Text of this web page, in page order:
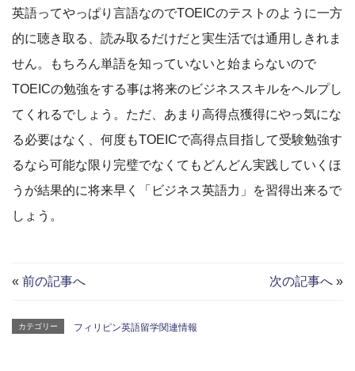
英語ってやっぱり言語なのでTOEICのテストのように一方
的に聴き取る、読み取るだけだと実生活では通用しきれま
せん。もちろん単語を知っていないと始まらないので
TOEICの勉強をする事は将来のビジネススキルをヘルプし
てくれるでしょう。ただ、あまり高得点獲得にやっ気にな
る必要はなく、何度もTOEICで高得点目指して受験勉強す
るなら可能な限り完璧でなくてもどんどん実践していくほ
うが結果的に将来早く「ビジネス英語力」を習得出来るで
しょう。
« 前の記事へ 次の記事へ »
カテゴリー フィリピン英語留学関連情報